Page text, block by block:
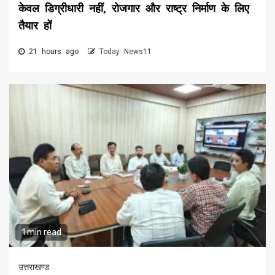
केवल डिग्रीधारी नहीं, रोजगार और राष्ट्र निर्माण के लिए
तैयार हों
21 hours ago Today News11
1 min read
उत्तराखण्ड